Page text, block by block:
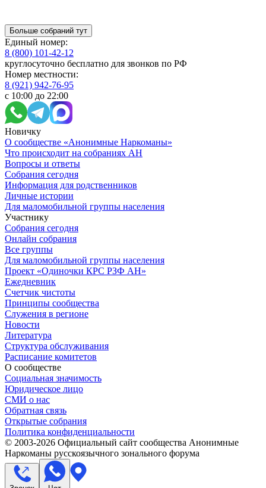
Больше собраний тут
Единый номер:
8 (800) 101-42-12
круглосуточно бесплатно для звонков по РФ
Номер местности:
8 (921) 942-76-95
с 10:00 до 22:00
Новичку
О сообществе «Анонимные Наркоманы»
Что происходит на собраниях АН
Вопросы и ответы
Собрания сегодня
Информация для родственников
Личные истории
Для маломобильной группы населения
Участнику
Собрания сегодня
Онлайн собрания
Все группы
Для маломобильной группы населения
Проект «Одиночки КРС РЗФ АН»
Ежедневник
Счетчик чистоты
Принципы сообщества
Служения в регионе
Новости
Литература
Структура обслуживания
Расписание комитетов
О сообществе
Социальная значимость
Юридическое лицо
СМИ о нас
Обратная связь
Открытые собрания
Политика конфиденциальности
© 2003-2026 Официальный сайт сообщества Анонимные
Наркоманы русскоязычного зонального форума